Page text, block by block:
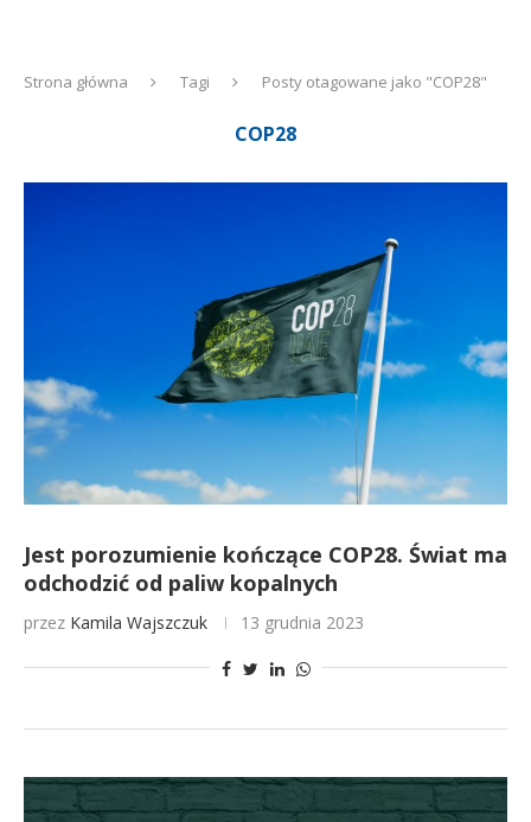
Strona główna Tagi Posty otagowane jako "COP28"
COP28
Jest porozumienie kończące COP28. Świat ma
odchodzić od paliw kopalnych
przez Kamila Wajszczuk 13 grudnia 2023